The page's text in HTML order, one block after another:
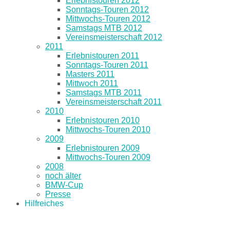
Sonntags-Touren 2012
Mittwochs-Touren 2012
Samstags MTB 2012
Vereinsmeisterschaft 2012
2011
Erlebnistouren 2011
Sonntags-Touren 2011
Masters 2011
Mittwoch 2011
Samstags MTB 2011
Vereinsmeisterschaft 2011
2010
Erlebnistouren 2010
Mittwochs-Touren 2010
2009
Erlebnistouren 2009
Mittwochs-Touren 2009
2008
noch älter
BMW-Cup
Presse
Hilfreiches